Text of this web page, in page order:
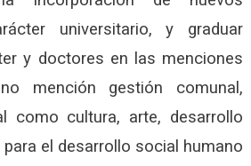
universitario, y graduar
y doctores en las menciones
mención gestión comunal,
como cultura, arte, desarrollo
el desarrollo social humano